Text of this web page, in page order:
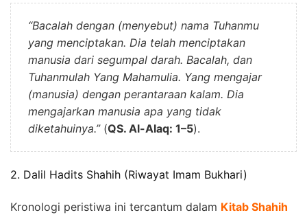
“Bacalah dengan (menyebut) nama Tuhanmu
yang menciptakan. Dia telah menciptakan
manusia dari segumpal darah. Bacalah, dan
Tuhanmulah Yang Mahamulia. Yang mengajar
(manusia) dengan perantaraan kalam. Dia
mengajarkan manusia apa yang tidak
diketahuinya.”(QS. Al-Alaq: 1–5).
2. Dalil Hadits Shahih (Riwayat Imam Bukhari)
Kronologi peristiwa ini tercantum dalam Kitab Shahih